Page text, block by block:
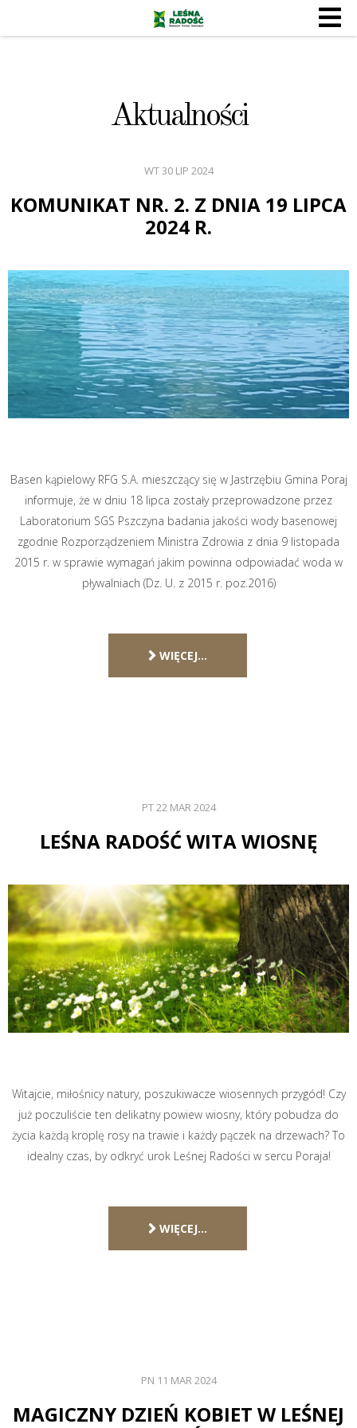
Aktualności
WT 30 LIP 2024
KOMUNIKAT NR. 2. Z DNIA 19 LIPCA
2024 R.
Basen kąpielowy RFG S.A. mieszczący się w Jastrzębiu Gmina Poraj
informuje, że w dniu 18 lipca zostały przeprowadzone przez
Laboratorium SGS Pszczyna badania jakości wody basenowej
zgodnie Rozporządzeniem Ministra Zdrowia z dnia 9 listopada
2015 r. w sprawie wymagań jakim powinna odpowiadać woda w
pływalniach (Dz. U. z 2015 r. poz.2016)
WIĘCEJ…
PT 22 MAR 2024
LEŚNA RADOŚĆ WITA WIOSNĘ
Witajcie, miłośnicy natury, poszukiwacze wiosennych przygód! Czy
już poczuliście ten delikatny powiew wiosny, który pobudza do
życia każdą kroplę rosy na trawie i każdy pączek na drzewach? To
idealny czas, by odkryć urok Leśnej Radości w sercu Poraja!
WIĘCEJ…
PN 11 MAR 2024
MAGICZNY DZIEŃ KOBIET W LEŚNEJ